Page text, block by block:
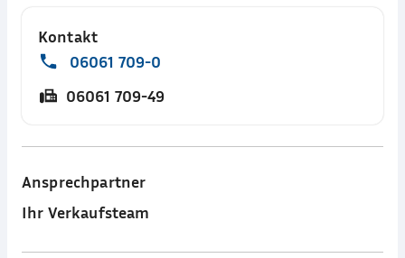
Kontakt
06061 709-0
06061 709-49
Ansprechpartner
Ihr Verkaufsteam